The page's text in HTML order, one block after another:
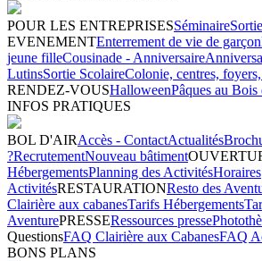
POUR LES ENTREPRISESSéminaire
EVENEMENTEnterrement de vie de garçon
jeune filleCousinade - Anniversaire
LutinsSortie ScolaireColonie, centres,
RENDEZ-VOUSHalloweenPâques au
INFOS PRATIQUES
BOL D'AIRAccès - ContactActualités
?RecrutementNouveau bâtiment
HébergementsPlanning des ActivitésHoraires
ActivitésRESTAURATIONResto des
Clairière aux cabanesTarifs Hébergements
AventurePRESSERessources presse
QuestionsFAQ Clairière aux CabanesFAQ
BONS PLANS